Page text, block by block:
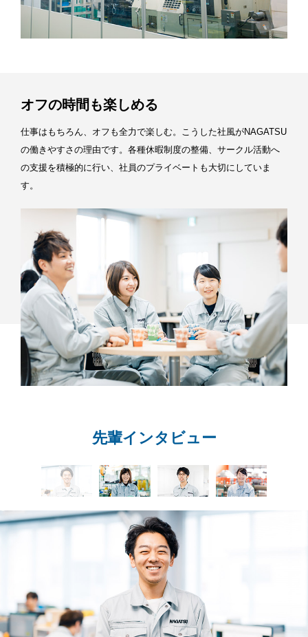
オフの時間も楽しめる
仕事はもちろん、オフも全力で楽しむ。こうした社風がNAGATSU
の働きやすさの理由です。各種休暇制度の整備、サークル活動へ
の支援を積極的に行い、社員のプライベートも大切にしていま
す。
先輩インタビュー